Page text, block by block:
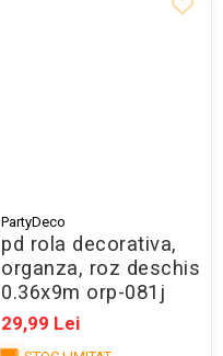
PartyDeco
pd rola decorativa,
organza, roz deschis
0.36x9m orp-081j
29,99 Lei